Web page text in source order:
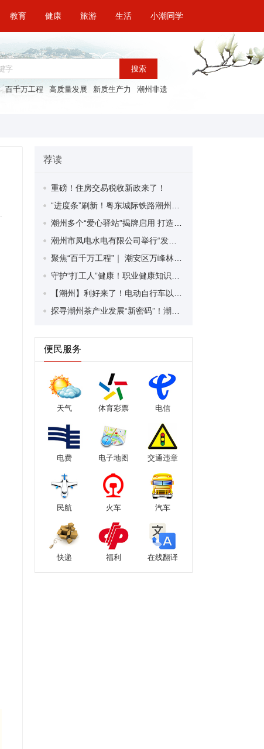
教育 健康 旅游 生活 小潮同学
搜索
百千万工程 高质量发展 新质生产力 潮州非遗
荐读
重磅！住房交易税收新政来了！
便民服务
天气 体育彩票 电信
电费 电子地图 交通违章
民航 火车 汽车
快递 福利 在线翻译